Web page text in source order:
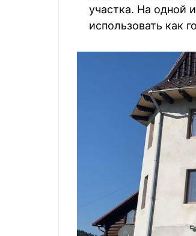
участка. На одной
использовать как